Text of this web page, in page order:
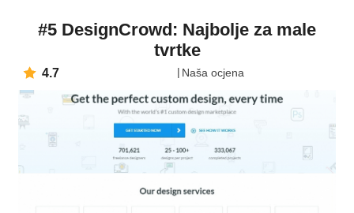
#5 DesignCrowd: Najbolje za male
tvrtke
4.7 Naša ocjena